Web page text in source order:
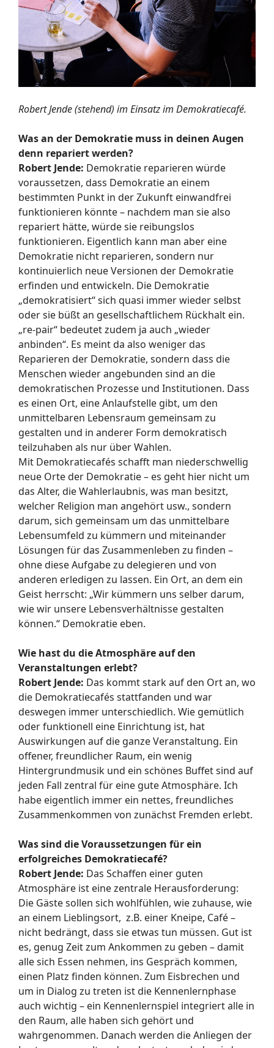
Robert Jende (stehend) im Einsatz im Demokratiecafé.
Was an der Demokratie muss in deinen Augen
denn repariert werden?
Robert Jende: Demokratie reparieren würde
voraussetzen, dass Demokratie an einem
bestimmten Punkt in der Zukunft einwandfrei
funktionieren könnte – nachdem man sie also
repariert hätte, würde sie reibungslos
funktionieren. Eigentlich kann man aber eine
Demokratie nicht reparieren, sondern nur
kontinuierlich neue Versionen der Demokratie
erfinden und entwickeln. Die Demokratie
„demokratisiert“ sich quasi immer wieder selbst
oder sie büßt an gesellschaftlichem Rückhalt ein.
„re-pair“ bedeutet zudem ja auch „wieder
anbinden“. Es meint da also weniger das
Reparieren der Demokratie, sondern dass die
Menschen wieder angebunden sind an die
demokratischen Prozesse und Institutionen. Dass
es einen Ort, eine Anlaufstelle gibt, um den
unmittelbaren Lebensraum gemeinsam zu
gestalten und in anderer Form demokratisch
teilzuhaben als nur über Wahlen.
Mit Demokratiecafés schafft man niederschwellig
neue Orte der Demokratie – es geht hier nicht um
das Alter, die Wahlerlaubnis, was man besitzt,
welcher Religion man angehört usw., sondern
darum, sich gemeinsam um das unmittelbare
Lebensumfeld zu kümmern und miteinander
Lösungen für das Zusammenleben zu finden –
ohne diese Aufgabe zu delegieren und von
anderen erledigen zu lassen. Ein Ort, an dem ein
Geist herrscht: „Wir kümmern uns selber darum,
wie wir unsere Lebensverhältnisse gestalten
können.“ Demokratie eben.
Wie hast du die Atmosphäre auf den
Veranstaltungen erlebt?
Robert Jende: Das kommt stark auf den Ort an, wo
die Demokratiecafés stattfanden und war
deswegen immer unterschiedlich. Wie gemütlich
oder funktionell eine Einrichtung ist, hat
Auswirkungen auf die ganze Veranstaltung. Ein
offener, freundlicher Raum, ein wenig
Hintergrundmusik und ein schönes Buffet sind auf
jeden Fall zentral für eine gute Atmosphäre. Ich
habe eigentlich immer ein nettes, freundliches
Zusammenkommen von zunächst Fremden erlebt.
Was sind die Voraussetzungen für ein
erfolgreiches Demokratiecafé?
Robert Jende: Das Schaffen einer guten
Atmosphäre ist eine zentrale Herausforderung:
Die Gäste sollen sich wohlfühlen, wie zuhause, wie
an einem Lieblingsort, z.B. einer Kneipe, Café –
nicht bedrängt, dass sie etwas tun müssen. Gut ist
es, genug Zeit zum Ankommen zu geben – damit
alle sich Essen nehmen, ins Gespräch kommen,
einen Platz finden können. Zum Eisbrechen und
um in Dialog zu treten ist die Kennenlernphase
auch wichtig – ein Kennenlernspiel integriert alle in
den Raum, alle haben sich gehört und
wahrgenommen. Danach werden die Anliegen der